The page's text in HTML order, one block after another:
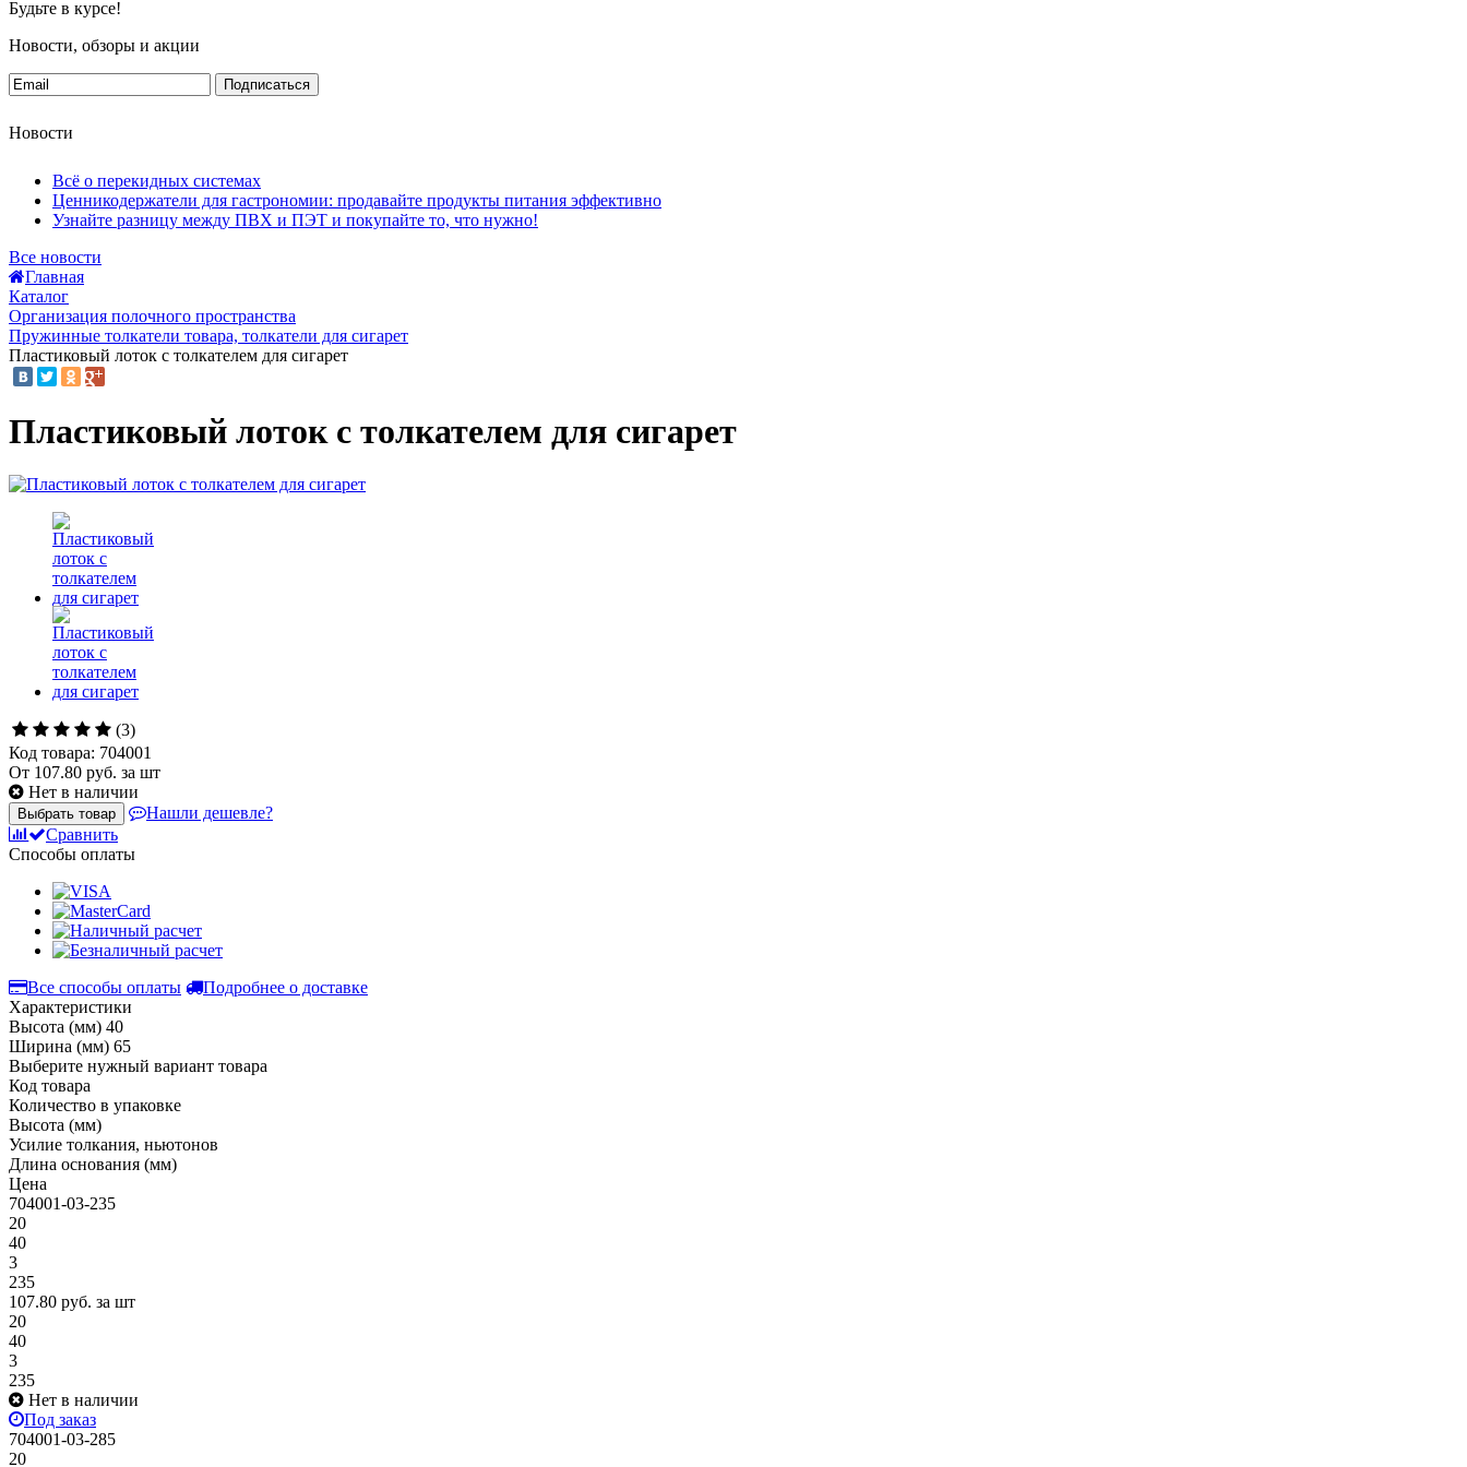
Будьте в курсе!
Новости, обзоры и акции
Подписаться
Новости
Всё о перекидных системах
Ценникодержатели для гастрономии: продавайте продукты питания эффективно
Узнайте разницу между ПВХ и ПЭТ и покупайте то, что нужно!
Все новости
Главная
Каталог
Организация полочного пространства
Пружинные толкатели товара, толкатели для сигарет
Пластиковый лоток с толкателем для сигарет
Пластиковый лоток с толкателем для сигарет
(3)
Код товара: 704001
От 107.80 руб. за шт
Нет в наличии
Выбрать товар
Нашли дешевле?
Сравнить
Способы оплаты
Все способы оплаты
Подробнее о доставке
Характеристики
Высота (мм) 40
Ширина (мм) 65
Выберите нужный вариант товара
Код товара
Количество в упаковке
Высота (мм)
Усилие толкания, ньютонов
Длина основания (мм)
Цена
704001-03-235
20
40
3
235
107.80 руб. за шт
20
40
3
235
Нет в наличии
Под заказ
704001-03-285
20